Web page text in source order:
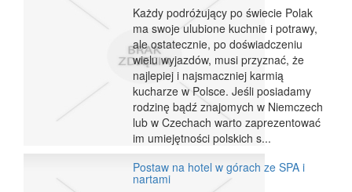
Każdy podróżujący po świecie Polak
ma swoje ulubione kuchnie i potrawy,
ale ostatecznie, po doświadczeniu
wielu wyjazdów, musi przyznać, że
najlepiej i najsmaczniej karmią
kucharze w Polsce. Jeśli posiadamy
rodzinę bądź znajomych w Niemczech
lub w Czechach warto zaprezentować
im umiejętności polskich s...
Postaw na hotel w górach ze SPA i
nartami